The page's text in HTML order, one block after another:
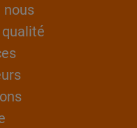
nous